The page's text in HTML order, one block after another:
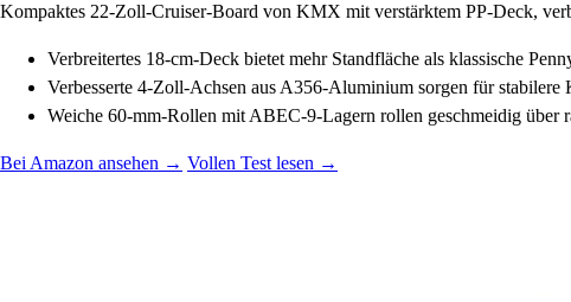
Kompaktes 22-Zoll-Cruiser-Board von KMX mit verstärktem PP-Deck,
Verbreitertes 18-cm-Deck bietet mehr Standfläche als klassische
Verbesserte 4-Zoll-Achsen aus A356-Aluminium sorgen für stabilere
Weiche 60-mm-Rollen mit ABEC-9-Lagern rollen geschmeidig über
Bei Amazon ansehen → Vollen Test lesen →